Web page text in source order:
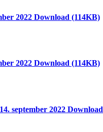
2022 Download (114KB)
2022 Download (114KB)
september 2022 Download